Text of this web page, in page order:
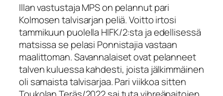
Illan vastustaja MPS on pelannut pari
Kolmosen talvisarjan peliä. Voitto irtosi
tammikuun puolella HIFK/2:sta ja edellisessä
matsissa se pelasi Ponnistajia vastaan
maalittoman. Savannalaiset ovat pelanneet
talven kuluessa kahdesti, joista jälkimmäinen
oli samaista talvisarjaa. Pari viikkoa sitten